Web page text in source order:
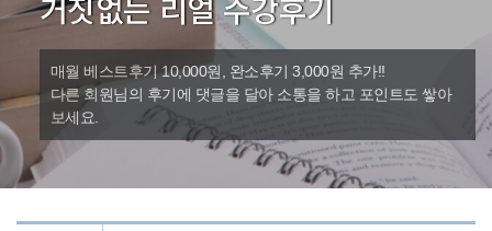
바로가기
회사소개
영자신
수업
거짓없는 리얼 수강후기
매월 베스트후기 10,000원, 완소후기 3,000원 추가!!
다른 회원님의 후기에 댓글을 달아 소통을 하고 포인트도 쌓아
보세요.